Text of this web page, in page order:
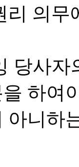
리 의
당사자
하여
아니하